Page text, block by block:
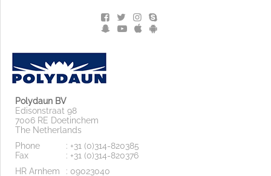
Polydaun BV
Edisonstraat 98
7006 RE Doetinchem
The Netherlands
Phone
Fax
: +31 (0)314-820385
: +31 (0)314-820376
HR Arnhem
: 09023040